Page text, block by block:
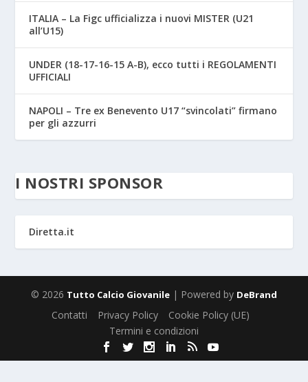
ITALIA – La Figc ufficializza i nuovi MISTER (U21
all’U15)
UNDER (18-17-16-15 A-B), ecco tutti i REGOLAMENTI
UFFICIALI
NAPOLI – Tre ex Benevento U17 “svincolati” firmano
per gli azzurri
I NOSTRI SPONSOR
Diretta.it
© 2026 Tutto Calcio Giovanile | Powered by DeBrand
Contatti Privacy Policy
Cookie Policy (UE)
Termini e condizioni